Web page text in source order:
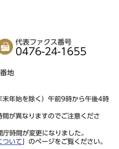
代表ファクス番号
0476-24-1655
地
末年始を除く）午前9時から午後4時
が異なりますのでご注意くださ
時間が変更になりました。
ついて 」のページをご覧ください。